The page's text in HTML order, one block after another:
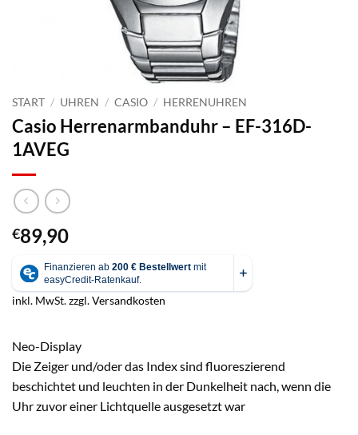
START / UHREN / CASIO / HERRENUHREN
Casio Herrenarmbanduhr – EF-316D-
1AVEG
€89,90
inkl. MwSt.zzgl.Versandkosten
Neo-Display
Die Zeiger und/oder das Index sind fluoreszierend
beschichtet und leuchten in der Dunkelheit nach, wenn die
Uhr zuvor einer Lichtquelle ausgesetzt war